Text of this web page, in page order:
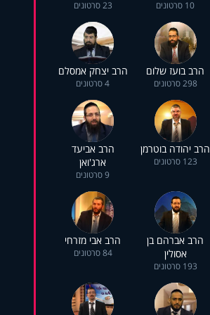
10 סרטונים 23 סרטונים
הרב בועז שלום
298 סרטונים
הרב יצחק אמסלם
4 סרטונים
הרב יהודה בוטרמן
123 סרטונים
הרב אביעד
ארג'ואן
9 סרטונים
הרב אברהם בן
אסולין
193 סרטונים
הרב אבי מזרחי
84 סרטונים